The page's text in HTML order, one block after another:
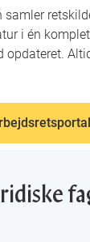
i én
opdateret.